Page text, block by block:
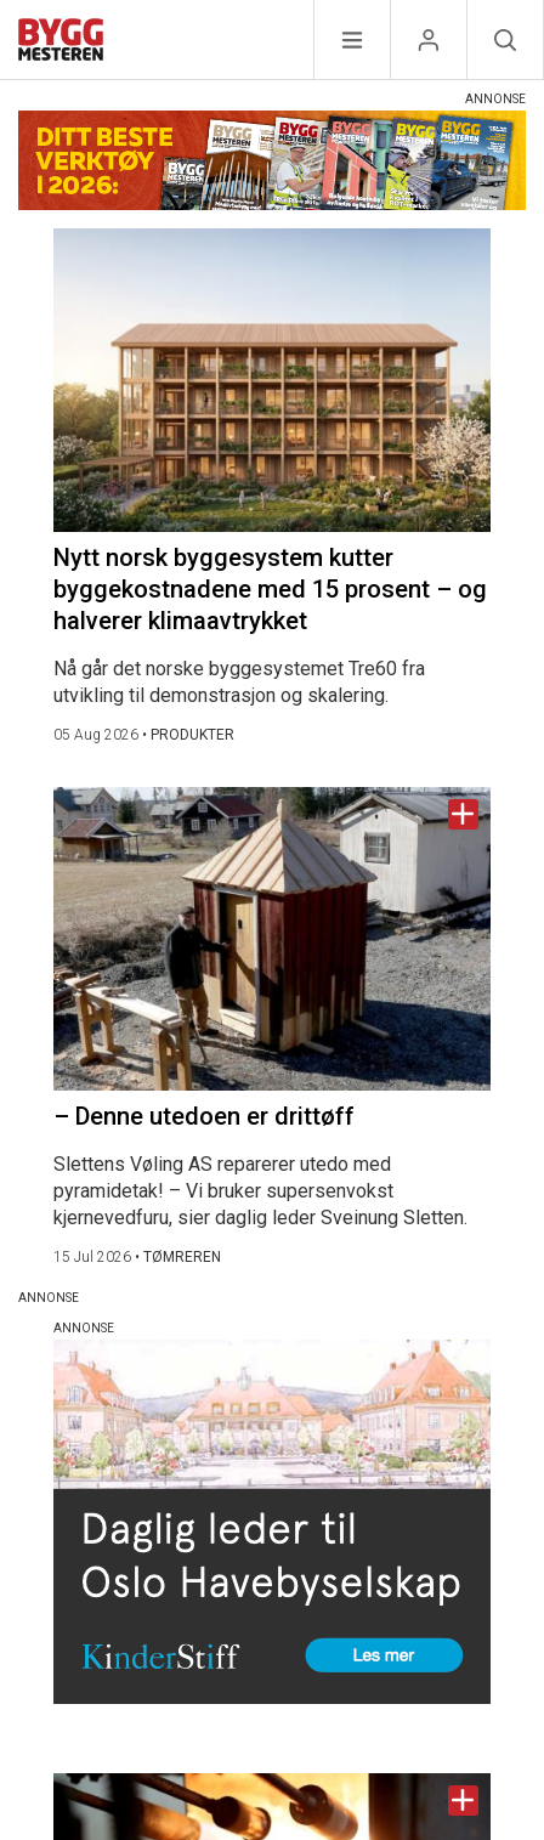
Nytt norsk byggesystem kutter
byggekostnadene med 15 prosent – og
halverer klimaavtrykket
Nå går det norske byggesystemet Tre60 fra
utvikling til demonstrasjon og skalering.
05 Aug 2026 • PRODUKTER
– Denne utedoen er drittøff
Slettens Vøling AS reparerer utedo med
pyramidetak! – Vi bruker supersenvokst
kjernevedfuru, sier daglig leder Sveinung Sletten.
15 Jul 2026 • TØMREREN